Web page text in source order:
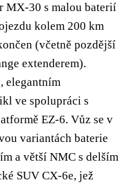
MX-30 s malou baterií
kolem 200 km
(včetně pozdější
extenderem).
elegantním
ve spolupráci s
EZ-6. Vůz se v
variantách baterie
a větší NMC s delším
SUV CX-6e, jež